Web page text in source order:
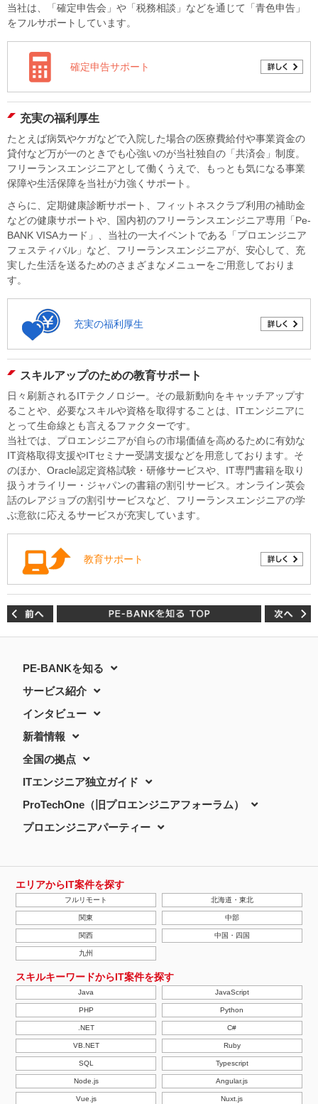
当社は、「確定申告会」や「税務相談」などを通じて「青色申告」
をフルサポートしています。
確定申告サポート
充実の福利厚生
たとえば病気やケガなどで入院した場合の医療費給付や事業資金の
貸付など万が一のときでも心強いのが当社独自の「共済会」制度。
フリーランスエンジニアとして働くうえで、もっとも気になる事業
保障や生活保障を当社が力強くサポート。
さらに、定期健康診断サポート、フィットネスクラブ利用の補助金
などの健康サポートや、国内初のフリーランスエンジニア専用「Pe-
BANK VISAカード」、当社の一大イベントである「プロエンジニア
フェスティバル」など、フリーランスエンジニアが、安心して、充
実した生活を送るためのさまざまなメニューをご用意しておりま
す。
充実の福利厚生
スキルアップのための教育サポート
日々刷新されるITテクノロジー。その最新動向をキャッチアップす
ることや、必要なスキルや資格を取得することは、ITエンジニアに
とって生命線とも言えるファクターです。
当社では、プロエンジニアが自らの市場価値を高めるために有効な
IT資格取得支援やITセミナー受講支援などを用意しております。そ
のほか、Oracle認定資格試験・研修サービスや、IT専門書籍を取り
扱うオライリー・ジャパンの書籍の割引サービス。オンライン英会
話のレアジョブの割引サービスなど、フリーランスエンジニアの学
ぶ意欲に応えるサービスが充実しています。
教育サポート
PE-BANKを知る
サービス紹介
インタビュー
新着情報
全国の拠点
ITエンジニア独立ガイド
ProTechOne（旧プロエンジニアフォーラム）
プロエンジニアパーティー
エリアからIT案件を探す
フルリモート 北海道・東北
関東 中部
関西 中国・四国
九州
スキルキーワードからIT案件を探す
Java JavaScript
PHP Python
.NET C#
VB.NET Ruby
SQL Typescript
Node.js Angular.js
Vue.js Nuxt.js